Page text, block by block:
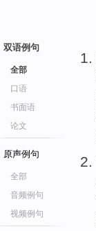
双语例句
全部
口语
书面语
论文
原声例句
全部
音频例句
视频例句